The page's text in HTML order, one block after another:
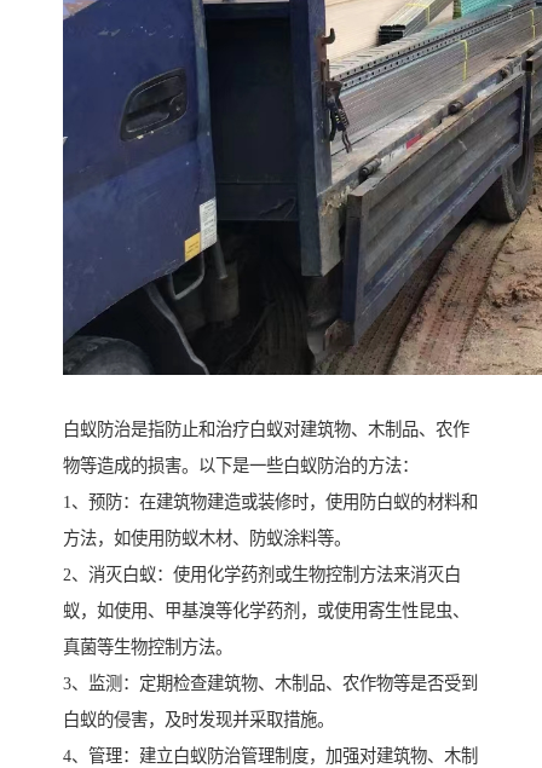
白蚁防治是指防止和治疗白蚁对建筑物、木制品、农作
物等造成的损害。以下是一些白蚁防治的方法：
1、预防：在建筑物建造或装修时，使用防白蚁的材料和
方法，如使用防蚁木材、防蚁涂料等。
2、消灭白蚁：使用化学药剂或生物控制方法来消灭白
蚁，如使用、甲基溴等化学药剂，或使用寄生性昆虫、
真菌等生物控制方法。
3、监测：定期检查建筑物、木制品、农作物等是否受到
白蚁的侵害，及时发现并采取措施。
4、管理：建立白蚁防治管理制度，加强对建筑物、木制